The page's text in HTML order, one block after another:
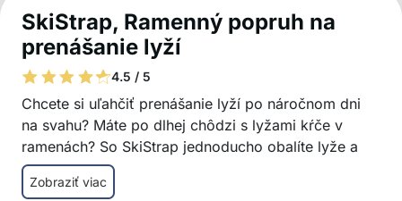
SkiStrap, Ramenný popruh na
prenášanie lyží
4.5 / 5
Chcete si uľahčiť prenášanie lyží po náročnom dni
na svahu? Máte po dlhej chôdzi s lyžami kŕče v
ramenách? So SkiStrap jednoducho obalíte lyže a
palice do polstrovaných popruhov a prehodíte ich
cez ramená. Vhodné pre dospelých lyžiarov aj deti,
Zobraziť viac